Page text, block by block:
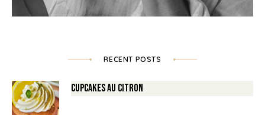
RECENT POSTS
Cupcakes au Citron